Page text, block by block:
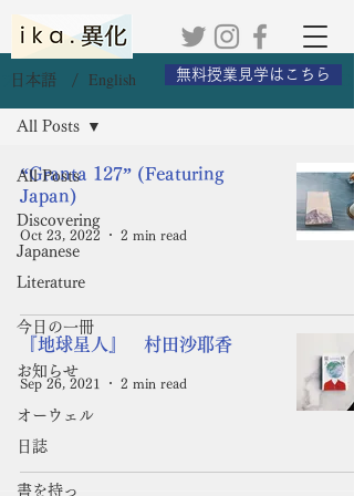
日本語 / English 無料授業見学はこちら
ブログ
All Posts
Discovering
Japanese
Literature
今日の一冊
お知らせ
オーウェル
日誌
書を持っ
All Posts
“Granta 127” (Featuring
Japan)
Oct 23, 2022 2 min read
『地球星人』 村田沙耶香
Sep 26, 2021 2 min read